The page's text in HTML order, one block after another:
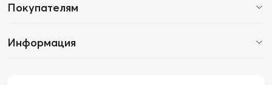
Покупателям
Информация